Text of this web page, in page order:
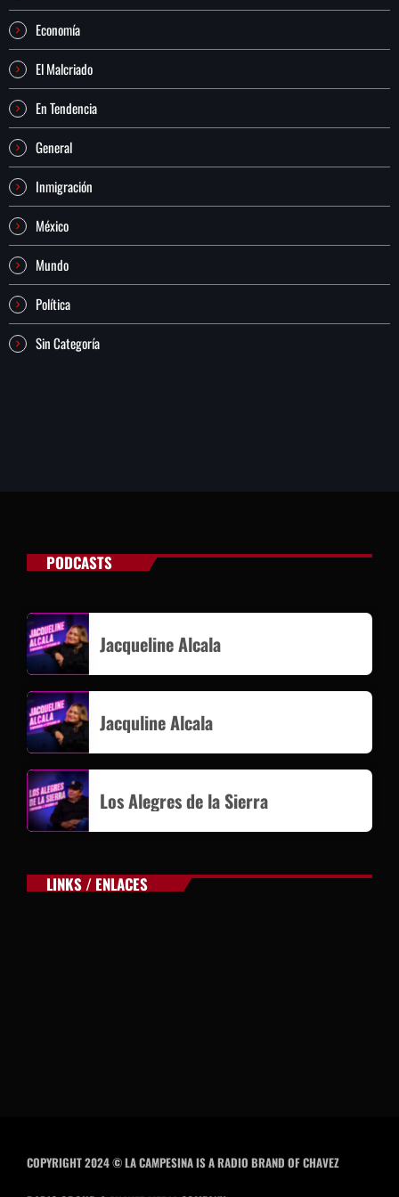
Economía
El Malcriado
En Tendencia
General
Inmigración
México
Mundo
Política
Sin Categoría
PODCASTS
Jacqueline Alcala
Jacquline Alcala
Los Alegres de la Sierra
LINKS / ENLACES
COPYRIGHT 2024 © LA CAMPESINA IS A RADIO BRAND OF CHAVEZ